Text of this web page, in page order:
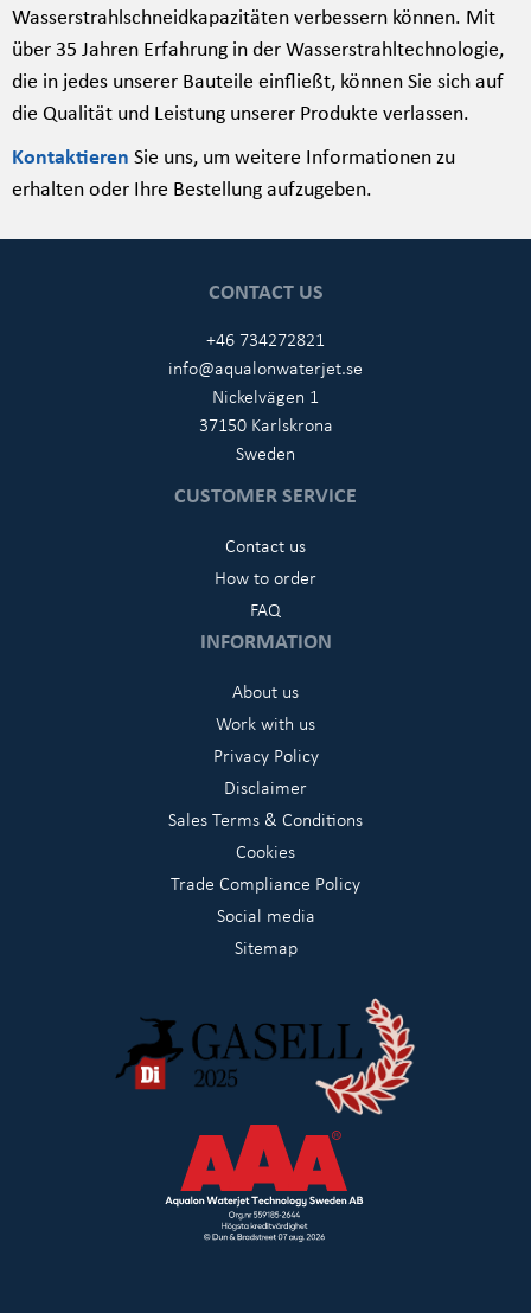
Wasserstrahlschneidkapazitäten verbessern können. Mit
über 35 Jahren Erfahrung in der Wasserstrahltechnologie,
die in jedes unserer Bauteile einfließt, können Sie sich auf
die Qualität und Leistung unserer Produkte verlassen.
Kontaktieren Sie uns, um weitere Informationen zu
erhalten oder Ihre Bestellung aufzugeben.
CONTACT US
+46 734272821
info@aqualonwaterjet.se
Nickelvägen 1
37150 Karlskrona
Sweden
CUSTOMER SERVICE
Contact us
How to order
FAQ
INFORMATION
About us
Work with us
Privacy Policy
Disclaimer
Sales Terms & Conditions
Cookies
Trade Compliance Policy
Social media
Sitemap